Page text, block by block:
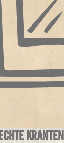
KRANTEN